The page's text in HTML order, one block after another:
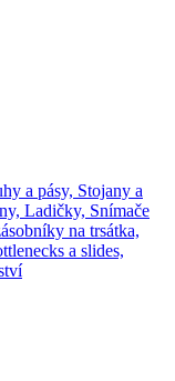
a pásy, Stojany a
Ladičky, Snímače
na trsátka,
a slides,